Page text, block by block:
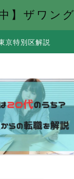
】ザワング
京特別区解説